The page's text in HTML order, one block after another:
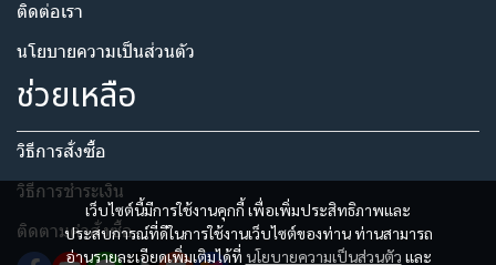
เว็บไซต์นี้มีการใช้งานคุกกี้ เพื่อเพิ่มประสิทธิภาพและ
ประสบการณ์ที่ดีในการใช้งานเว็บไซต์ของท่าน ท่านสามารถ
อ่านรายละเอียดเพิ่มเติมได้ที่ นโยบายความเป็นส่วนตัว และ
ติดต่อเรา
นโยบายความเป็นส่วนตัว​
ช่วยเหลือ
วิธีการสั่งซื้อ
วิธีการชำระเงิน
ติดตามคำสั่งซื้อ